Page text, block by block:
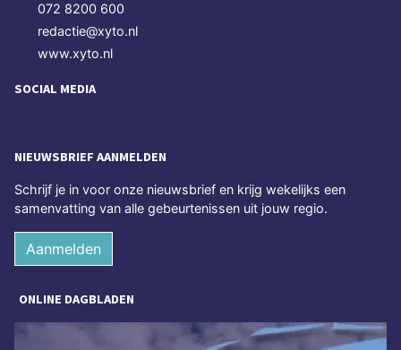
072 8200 600
redactie@xyto.nl
www.xyto.nl
SOCIAL MEDIA
NIEUWSBRIEF AANMELDEN
Schrijf je in voor onze nieuwsbrief en krijg wekelijks een
samenvatting van alle gebeurtenissen uit jouw regio.
Aanmelden
ONLINE DAGBLADEN